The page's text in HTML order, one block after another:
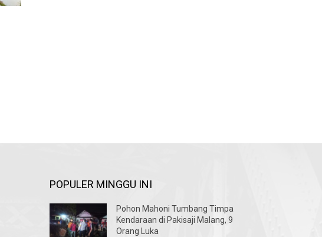
POPULER MINGGU INI
Pohon Mahoni Tumbang Timpa
Kendaraan di Pakisaji Malang, 9
Orang Luka